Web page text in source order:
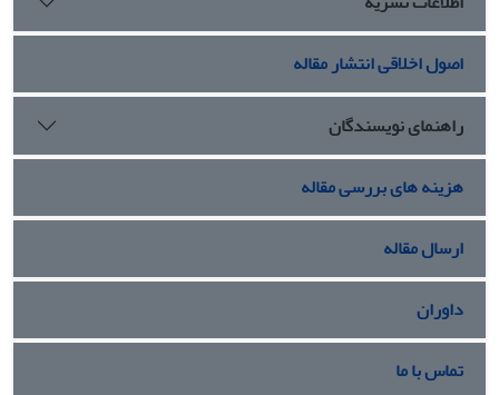
اصول اخلاقی انتشار مقاله
راهنمای نویسندگان
هزینه های بررسی مقاله
ارسال مقاله
داوران
تماس با ما